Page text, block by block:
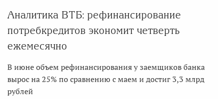
Аналитика ВТБ: рефинансирование
потребкредитов экономит четверть
ежемесячно
В июне объем рефинансирования у заемщиков банка
вырос на 25% по сравнению с маем и достиг 3,3 млрд
рублей